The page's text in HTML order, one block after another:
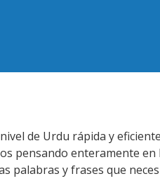
de Urdu rápida y
pensando enteramente en
palabras y frases que